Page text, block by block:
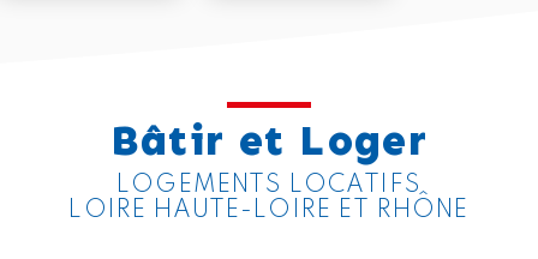
Bâtir et Loger
LOGEMENTS LOCATIFS
LOIRE HAUTE-LOIRE ET RHÔNE